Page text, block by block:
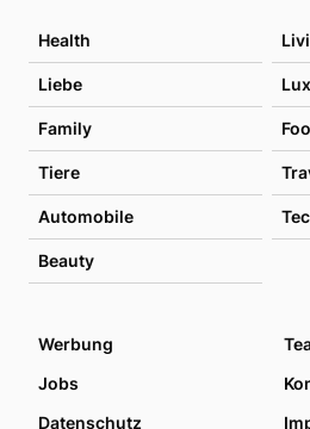
Health
Liebe
Family
Tiere
Automobile
Beauty
Werbung
Jobs
Datenschutz